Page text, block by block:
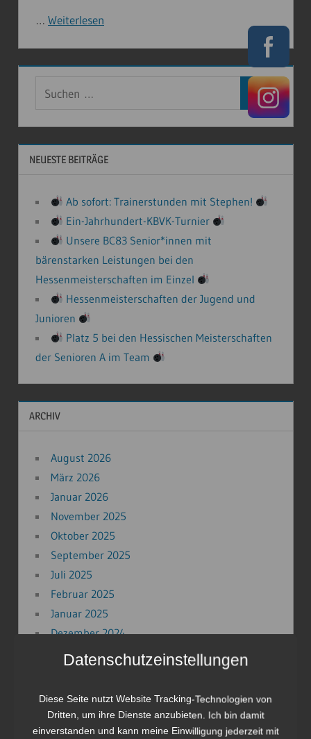
… Weiterlesen
Suchen
NEUESTE BEITRÄGE
Ab sofort: Trainerstunden mit Stephen!
Ein-Jahrhundert-KBVK-Turnier
Unsere BC83 Senior*innen mit
bärenstarken Leistungen bei den
Hessenmeisterschaften im Einzel
Hessenmeisterschaften der Jugend und
Junioren
Platz 5 bei den Hessischen Meisterschaften
der Senioren A im Team
ARCHIV
August 2026
März 2026
Januar 2026
November 2025
Oktober 2025
September 2025
Juli 2025
Februar 2025
Januar 2025
Dezember 2024
November 2024
November 2023
August 2023
Datenschutzeinstellungen
Diese Seite nutzt Website Tracking-Technologien von
Dritten, um ihre Dienste anzubieten. Ich bin damit
einverstanden und kann meine Einwilligung jederzeit mit